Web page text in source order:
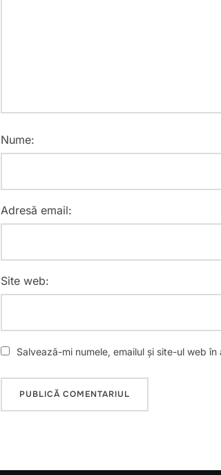
Nume:
Adresă email:
Site web:
Salvează-mi numele, emailul și site-ul web